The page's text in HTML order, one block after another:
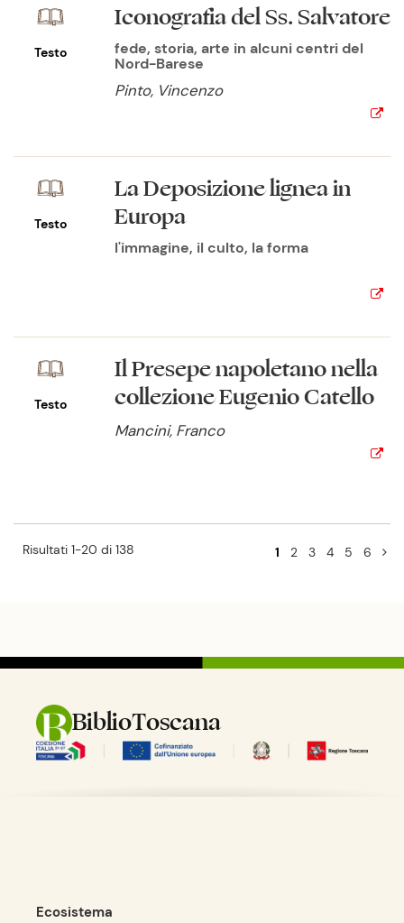
Testo
Iconografia del Ss. Salvatore
fede, storia, arte in alcuni centri del
Nord-Barese
Pinto, Vincenzo
Testo
La Deposizione lignea in
Europa
l'immagine, il culto, la forma
Testo
Il Presepe napoletano nella
collezione Eugenio Catello
Mancini, Franco
Risultati 1-20 di 138 1 2 3 4 5 6
BiblioToscana
Ecosistema